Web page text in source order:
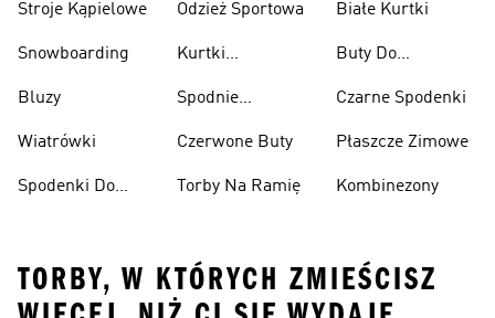
Stroje Kąpielowe
Snowboarding
Bluzy
Wiatrówki
Spodenki Do
Odzież Sportowa
Kurtki
Spodnie
Czerwone Buty
Torby Na Ramię
Białe Kurtki
Buty Do
Czarne Spodenki
Płaszcze Zimowe
Kombinezony
TORBY, W KTÓRYCH ZMIEŚCISZ